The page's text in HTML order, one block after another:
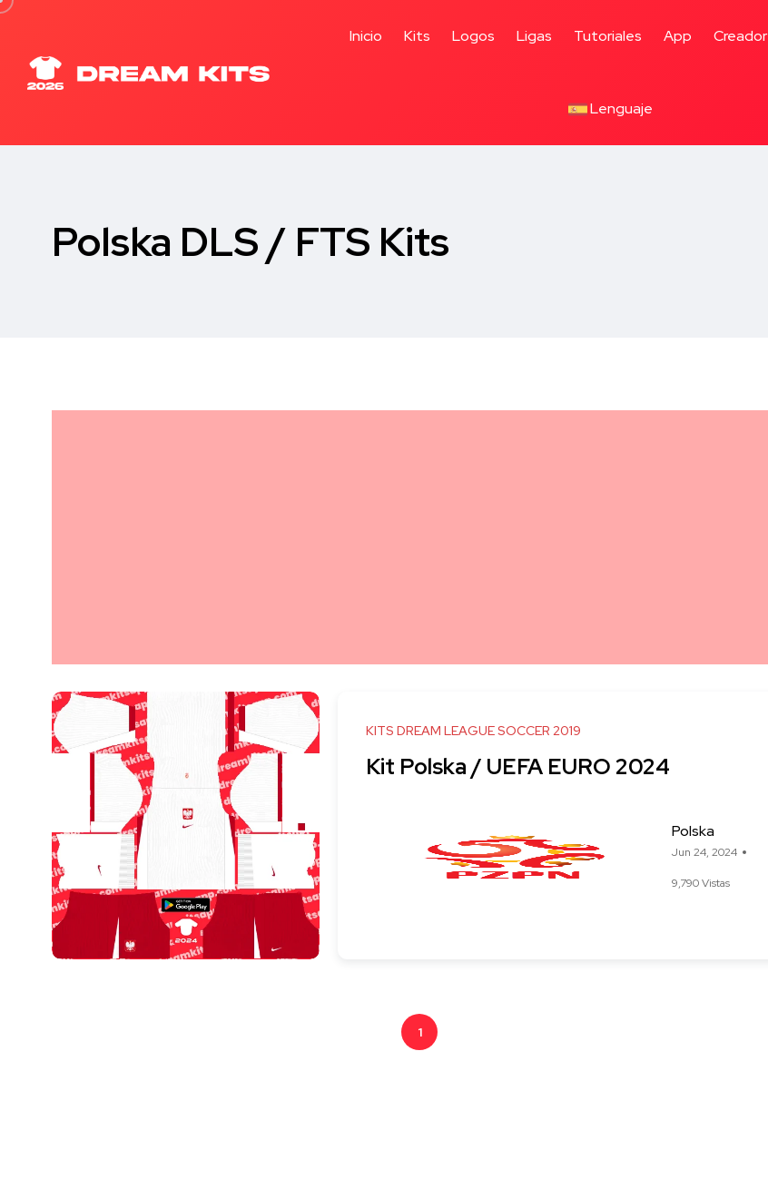
Inicio Kits Logos Ligas Tutoriales App Creador
Lenguaje
Polska DLS / FTS Kits
KITS DREAM LEAGUE SOCCER 2019
Kit Polska / UEFA EURO 2024
Polska
Jun 24, 2024
9,790 Vistas
1